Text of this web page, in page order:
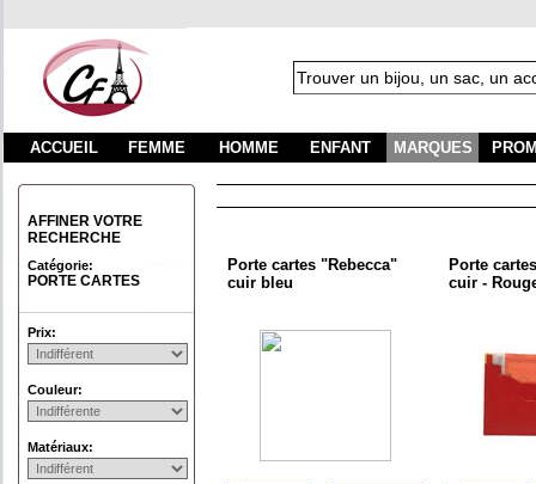
ACCUEIL FEMME HOMME ENFANT MARQUES
AFFINER VOTRE
RECHERCHE
Catégorie:
PORTE CARTES
Prix:
Couleur:
Matériaux:
Porte cartes "Rebecca"
cuir bleu
Porte
cuir -